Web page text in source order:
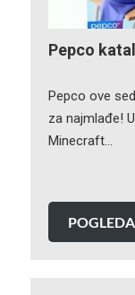
Pepco
Pepco ove
za najmlađe!
Minecraft…